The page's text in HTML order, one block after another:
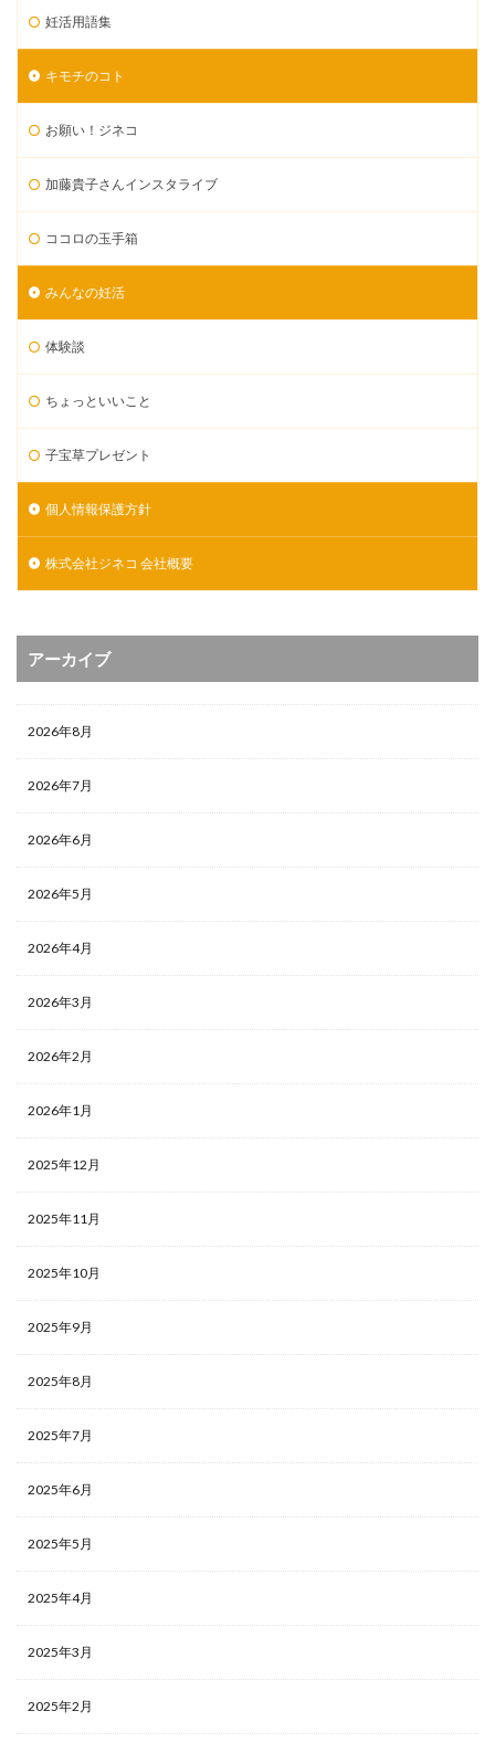
妊活用語集
キモチのコト
お願い！ジネコ
加藤貴子さんインスタライブ
ココロの玉手箱
みんなの妊活
体験談
ちょっといいこと
子宝草プレゼント
個人情報保護方針
株式会社ジネコ 会社概要
アーカイブ
2026年8月
2026年7月
2026年6月
2026年5月
2026年4月
2026年3月
2026年2月
2026年1月
2025年12月
2025年11月
2025年10月
2025年9月
2025年8月
2025年7月
2025年6月
2025年5月
2025年4月
2025年3月
2025年2月